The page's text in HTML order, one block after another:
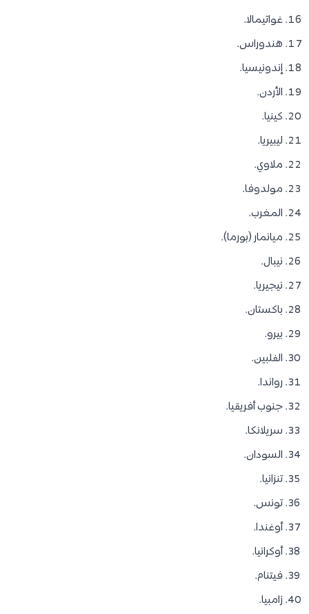
غواتيمالا.
هندوراس.
إندونيسيا.
الأردن.
كينيا.
ليبيريا.
ملاوي.
مولدوفا.
المغرب.
ميانمار (بورما).
نيبال.
نيجيريا.
باكستان.
بيرو.
الفلبين.
رواندا.
جنوب أفريقيا.
سريلانكا.
السودان.
تنزانيا.
تونس.
أوغندا.
أوكرانيا.
فيتنام.
زامبيا.